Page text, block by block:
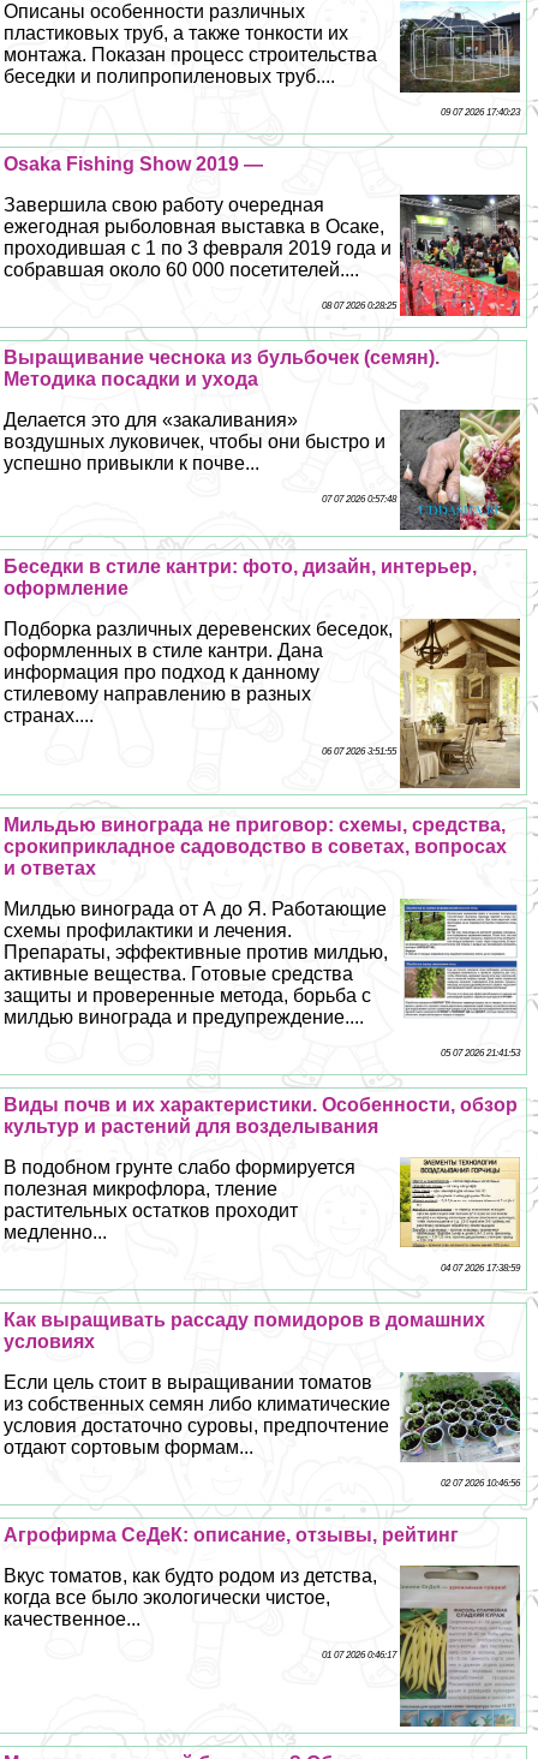
Описаны особенности различных
пластиковых труб, а также тонкости их
монтажа. Показан процесс строительства
беседки и полипропиленовых труб....
09 07 2026 17:40:23
Osaka Fishing Show 2019 —
Завершила свою работу очередная
ежегодная рыболовная выставка в Осаке,
проходившая с 1 по 3 февраля 2019 года и
собравшая около 60 000 посетителей....
08 07 2026 0:28:25
Выращивание чеснока из бульбочек (семян).
Методика посадки и ухода
Делается это для «закаливания»
воздушных луковичек, чтобы они быстро и
успешно привыкли к почве...
07 07 2026 0:57:48
Беседки в стиле кантри: фото, дизайн, интерьер,
оформление
Подборка различных деревенских беседок,
оформленных в стиле кантри. Дана
информация про подход к данному
стилевому направлению в разных
странах....
06 07 2026 3:51:55
Мильдью винограда не приговор: схемы, средства,
срокиприкладное садоводство в советах, вопросах
и ответах
Милдью винограда от А до Я. Работающие
схемы профилактики и лечения.
Препараты, эффективные против милдью,
активные вещества. Готовые средства
защиты и проверенные метода, борьба с
милдью винограда и предупреждение....
05 07 2026 21:41:53
Виды почв и их хаpaктеристики. Особенности, обзор
культур и растений для возделывания
В подобном грунте слабо формируется
полезная микрофлора, тление
растительных остатков проходит
медленно...
04 07 2026 17:38:59
Как выращивать рассаду помидоров в домашних
условиях
Если цель стоит в выращивании томатов
из собственных семян либо климатические
условия достаточно суровы, предпочтение
отдают сортовым формам...
02 07 2026 10:46:56
Агрофирма СеДеК: описание, отзывы, рейтинг
Вкус томатов, как будто родом из детства,
когда все было экологически чистое,
качественное...
01 07 2026 0:46:17